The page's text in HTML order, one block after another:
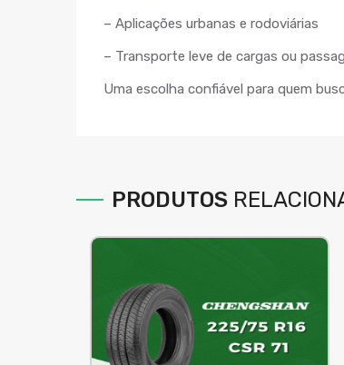
– Aplicações urbanas e rodoviárias
– Transporte leve de cargas ou
Uma escolha confiável para quem
PRODUTOS